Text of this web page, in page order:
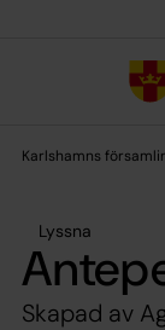
Karlshamns
Lyssna
Skapad av